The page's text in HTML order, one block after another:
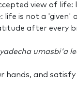
view of life:
life is not a 'given'
after every
umasbi'a
hands, and